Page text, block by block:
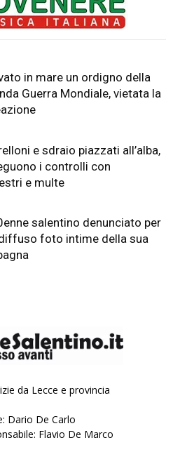
in mare un ordigno della
Guerra Mondiale, vietata la
e sdraio piazzati all’alba,
i controlli con
e multe
salentino denunciato per
foto intime della sua
da Lecce e provincia
Dario De Carlo
Flavio De Marco